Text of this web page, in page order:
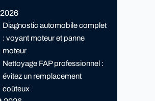
Diagnostic automobile complet
: voyant moteur et panne
moteur
Nettoyage FAP professionnel :
évitez un remplacement
coûteux